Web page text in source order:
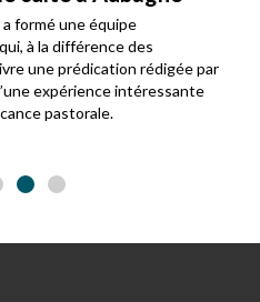
a formé une équipe
à la différence des
une prédication rédigée par
expérience intéressante
pastorale.